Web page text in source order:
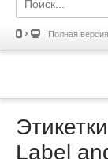
Полная
Label